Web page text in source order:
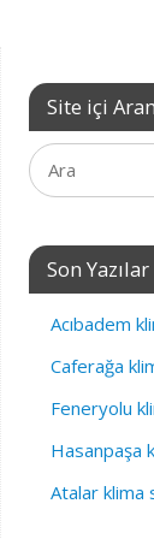
Site içi
Son Yazılar
Acıbadem
Caferağa
Feneryolu
Hasanpaşa
Atalar klima